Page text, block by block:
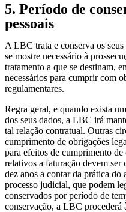
5. Período de
pessoais
A LBC trata e conserva os
se mostre necessário à
tratamento a que se destinam,
necessários para cumprir com
regulamentares.
Regra geral, e quando exista
dos seus dados, a LBC irá
tal relação contratual. Outras
cumprimento de obrigações
para efeitos de cumprimento de
relativos a faturação devem
dez anos a contar da prática
processo judicial, que podem
conservados por período de
conservação, a LBC procederá